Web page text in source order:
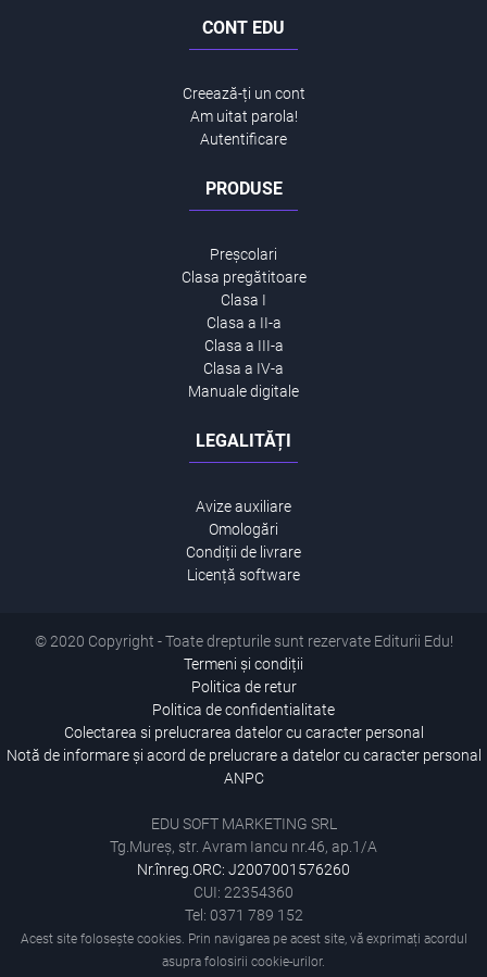
CONT EDU
Creează-ți un cont
Am uitat parola!
Autentificare
PRODUSE
Preșcolari
Clasa pregătitoare
Clasa I
Clasa a II-a
Clasa a III-a
Clasa a IV-a
Manuale digitale
LEGALITĂȚI
Avize auxiliare
Omologări
Condiții de livrare
Licență software
© 2020 Copyright - Toate drepturile sunt rezervate Editurii Edu!
Termeni și condiții
Politica de retur
Politica de confidentialitate
Colectarea si prelucrarea datelor cu caracter personal
Notă de informare și acord de prelucrare a datelor cu caracter personal
ANPC
EDU SOFT MARKETING SRL
Tg.Mureș, str. Avram Iancu nr.46, ap.1/A
Nr.înreg.ORC: J2007001576260
CUI: 22354360
Tel: 0371 789 152
Acest site folosește cookies. Prin navigarea pe acest site, vă exprimați acordul
asupra folosirii cookie-urilor.